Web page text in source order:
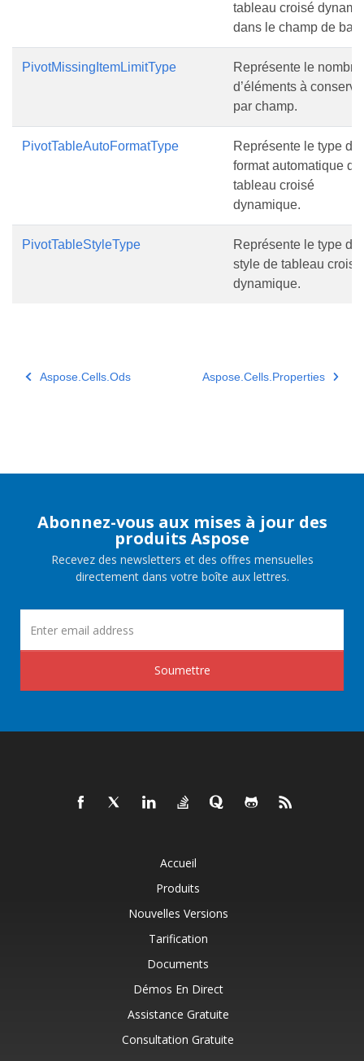
tableau croisé
dans le champ de
PivotMissingItemLimitType
Représente le nombre
d’éléments à
par champ.
PivotTableAutoFormatType
Représente le type de
format automatique de
tableau croisé
dynamique.
PivotTableStyleType
Représente le type de
style de tableau croisé
dynamique.
Aspose.Cells.Ods Aspose.Cells.Properties
Abonnez-vous aux mises à jour des
produits Aspose
Recevez des newsletters et des offres mensuelles
directement dans votre boîte aux lettres.
Soumettre
Accueil
Produits
Nouvelles Versions
Tarification
Documents
Démos En Direct
Assistance Gratuite
Consultation Gratuite